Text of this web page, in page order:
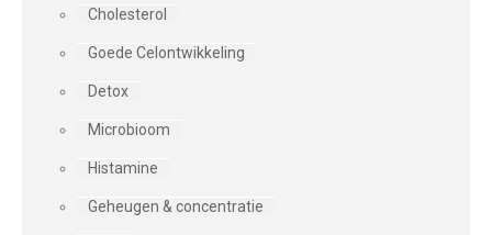
Cholesterol
Goede Celontwikkeling
Detox
Microbioom
Histamine
Geheugen & concentratie